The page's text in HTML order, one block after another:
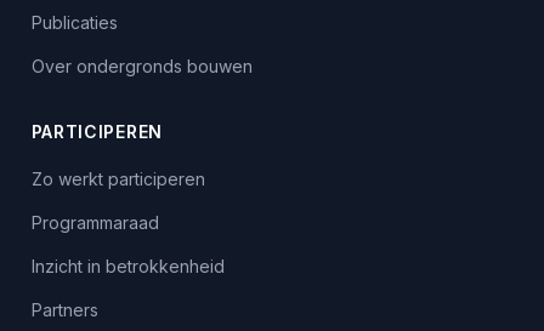
Publicaties
Over ondergronds bouwen
PARTICIPEREN
Zo werkt participeren
Programmaraad
Inzicht in betrokkenheid
Partners